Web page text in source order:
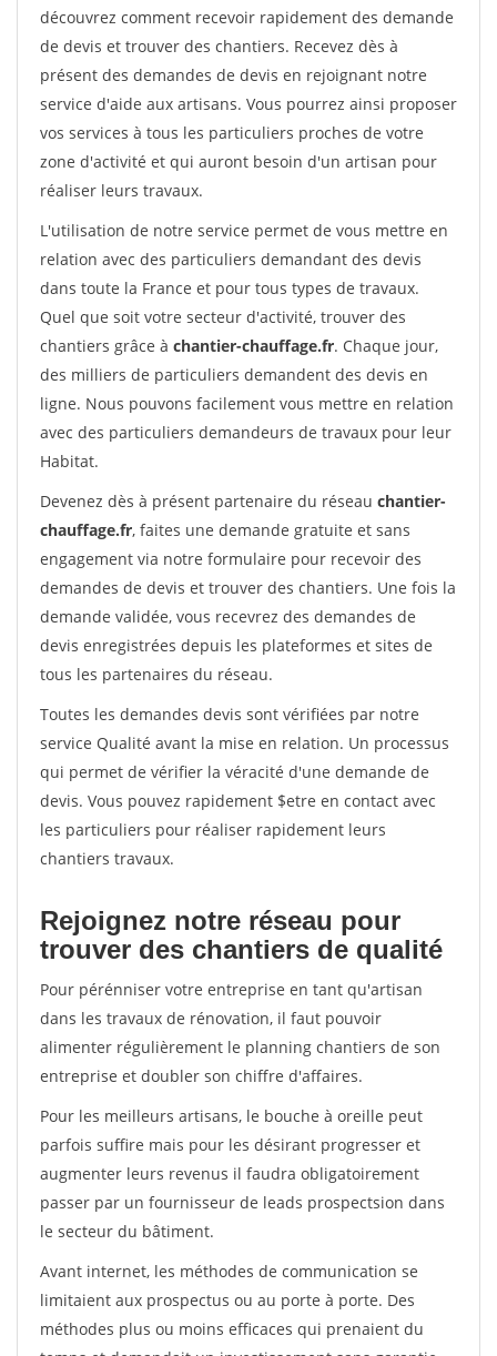
découvrez comment recevoir rapidement des demande
de devis et trouver des chantiers. Recevez dès à
présent des demandes de devis en rejoignant notre
service d'aide aux artisans. Vous pourrez ainsi proposer
vos services à tous les particuliers proches de votre
zone d'activité et qui auront besoin d'un artisan pour
réaliser leurs travaux.
L'utilisation de notre service permet de vous mettre en
relation avec des particuliers demandant des devis
dans toute la France et pour tous types de travaux.
Quel que soit votre secteur d'activité, trouver des
chantiers grâce à chantier-chauffage.fr. Chaque jour,
des milliers de particuliers demandent des devis en
ligne. Nous pouvons facilement vous mettre en relation
avec des particuliers demandeurs de travaux pour leur
Habitat.
Devenez dès à présent partenaire du réseau chantier-
chauffage.fr, faites une demande gratuite et sans
engagement via notre formulaire pour recevoir des
demandes de devis et trouver des chantiers. Une fois la
demande validée, vous recevrez des demandes de
devis enregistrées depuis les plateformes et sites de
tous les partenaires du réseau.
Toutes les demandes devis sont vérifiées par notre
service Qualité avant la mise en relation. Un processus
qui permet de vérifier la véracité d'une demande de
devis. Vous pouvez rapidement $etre en contact avec
les particuliers pour réaliser rapidement leurs
chantiers travaux.
Rejoignez notre réseau pour
trouver des chantiers de qualité
Pour pérénniser votre entreprise en tant qu'artisan
dans les travaux de rénovation, il faut pouvoir
alimenter régulièrement le planning chantiers de son
entreprise et doubler son chiffre d'affaires.
Pour les meilleurs artisans, le bouche à oreille peut
parfois suffire mais pour les désirant progresser et
augmenter leurs revenus il faudra obligatoirement
passer par un fournisseur de leads prospectsion dans
le secteur du bâtiment.
Avant internet, les méthodes de communication se
limitaient aux prospectus ou au porte à porte. Des
méthodes plus ou moins efficaces qui prenaient du